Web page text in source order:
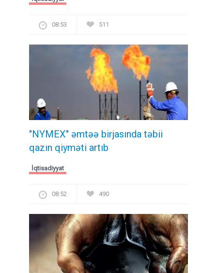
08:53 511
"NYMEX" əmtəə birjasında təbii
qazın qiyməti artıb
İqtisadiyyat
08:52 490